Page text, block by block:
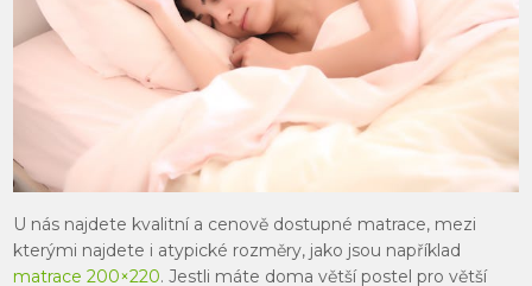
U nás najdete kvalitní a cenově dostupné matrace, mezi
kterými najdete i atypické rozměry, jako jsou například
matrace 200×220. Jestli máte doma větší postel pro větší